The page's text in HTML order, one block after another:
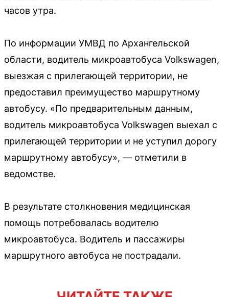
часов утра.
По информации УМВД по Архангельской
области, водитель микроавтобуса Volkswagen,
выезжая с прилегающей территории, не
предоставил преимущество маршрутному
автобусу. «По предварительным данным,
водитель микроавтобуса Volkswagen выехал с
прилегающей территории и не уступил дорогу
маршрутному автобусу», — отметили в
ведомстве.
В результате столкновения медицинская
помощь потребовалась водителю
микроавтобуса. Водитель и пассажиры
маршрутного автобуса не пострадали.